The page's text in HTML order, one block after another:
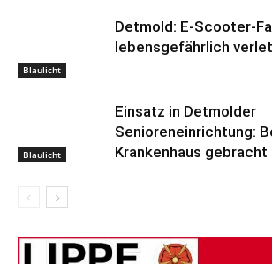
Blaulicht
Detmold: E-Scooter-
lebensgefährlich
Blaulicht
Einsatz in Detmolder
Senioreneinrichtung:
Krankenhaus gebracht